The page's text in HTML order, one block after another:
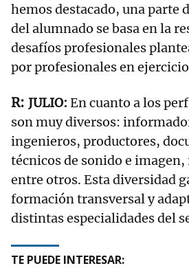
hemos destacado, una parte
del alumnado se basa en la
desafíos profesionales
por profesionales en
JULIO: En cuanto a los
son muy diversos:
ingenieros, productores,
técnicos de sonido e
entre otros. Esta diversidad
formación transversal y
distintas especialidades del
TE PUEDE INTERESAR: